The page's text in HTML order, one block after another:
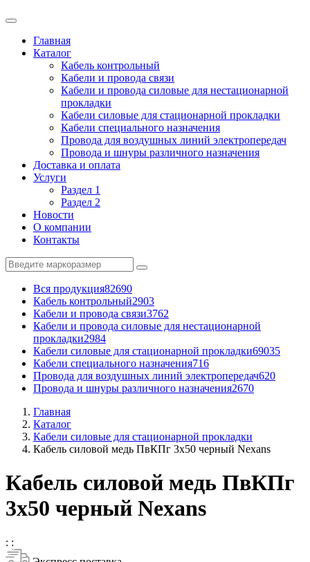
Главная
Каталог
Кабель контрольный
Кабели и провода связи
Кабели и провода силовые для нестационарной
прокладки
Кабели силовые для стационарной прокладки
Кабели специального назначения
Провода для воздушных линий электропередач
Провода и шнуры различного назначения
Доставка и оплата
Услуги
Раздел 1
Раздел 2
Новости
О компании
Контакты
Вся продукция82690
Кабель контрольный2903
Кабели и провода связи3762
Кабели и провода силовые для нестационарной
прокладки2984
Кабели силовые для стационарной прокладки69035
Кабели специального назначения716
Провода для воздушных линий электропередач620
Провода и шнуры различного назначения2670
Главная
Каталог
Кабели силовые для стационарной прокладки
Кабель силовой медь ПвКПг 3x50 черный Nexans
Кабель силовой медь ПвКПг
3x50 черный Nexans
: :